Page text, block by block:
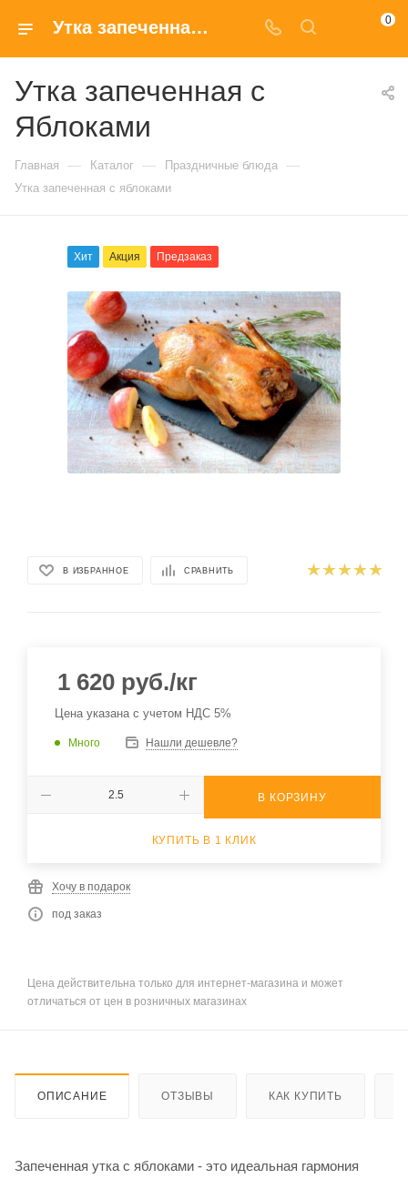
Утка запеченная с яблоками в Москве 0
Утка запеченная с
Яблоками
Главная — Каталог — Праздничные блюда —
Утка запеченная с яблоками
Хит Акция Предзаказ
В ИЗБРАННОЕ СРАВНИТЬ
1 620 руб./кг
Цена указана с учетом НДС 5%
Много Нашли дешевле?
В КОРЗИНУ
КУПИТЬ В 1 КЛИК
Хочу в подарок
под заказ
Цена действительна только для интернет-магазина и может
отличаться от цен в розничных магазинах
ОПИСАНИЕ ОТЗЫВЫ КАК КУПИТЬ
Запеченная утка с яблоками - это идеальная гармония